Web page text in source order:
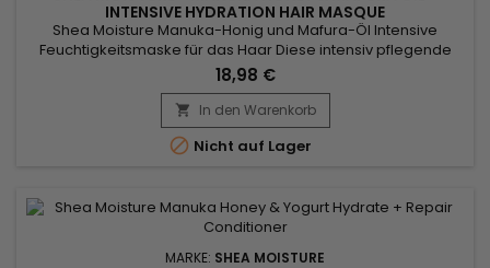
INTENSIVE HYDRATION HAIR MASQUE
Shea Moisture Manuka-Honig und Mafura-Öl Intensive
Feuchtigkeitsmaske für das Haar Diese intensiv pflegende
Tiefenbehandlung versorgt das Haar mit einer kräftigen Dosis
an Feuchtigkeit und Nährstoffen. Sheabutter, Honig, Mafura-
und Baobab-Öl aus kontrolliert biologischem Anbau werden
mit antioxidantienreicher afrikanischer Felsenfeige vermischt,
um...
18,98 €
 In den Warenkorb
 Nicht auf Lager
MARKE: SHEA MOISTURE